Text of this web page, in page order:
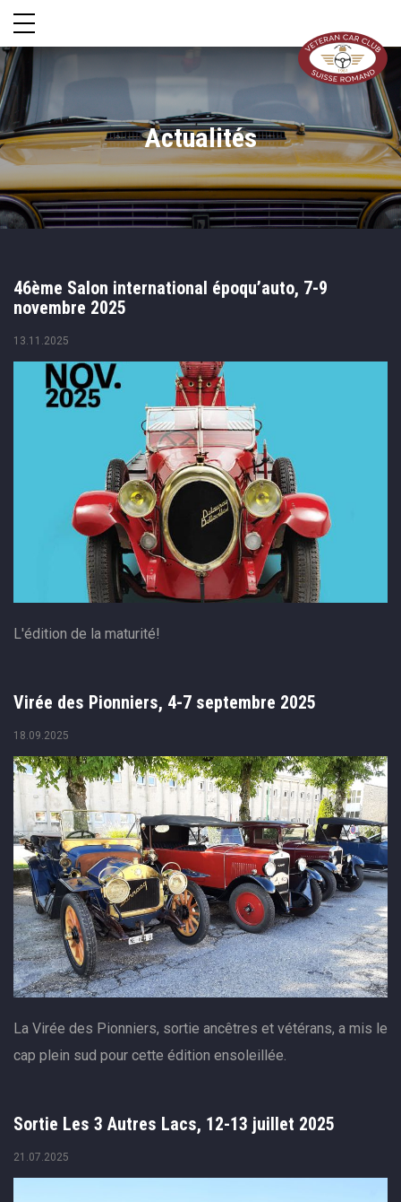
Actualités
46ème Salon international époqu’auto, 7-9
novembre 2025
13.11.2025
L'édition de la maturité!
Virée des Pionniers, 4-7 septembre 2025
18.09.2025
La Virée des Pionniers, sortie ancêtres et vétérans, a mis le
cap plein sud pour cette édition ensoleillée.
Sortie Les 3 Autres Lacs, 12-13 juillet 2025
21.07.2025